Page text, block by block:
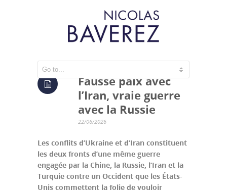
Fausse paix avec
l’Iran, vraie guerre
avec la Russie
22/06/2026
Les conflits d’Ukraine et d’Iran constituent
les deux fronts d’une même guerre
engagée par la Chine, la Russie, l’Iran et la
Turquie contre un Occident que les États-
Unis commettent la folie de vouloir